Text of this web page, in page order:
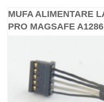
MUFA ALIMENTARE
PRO MAGSAFE A1286